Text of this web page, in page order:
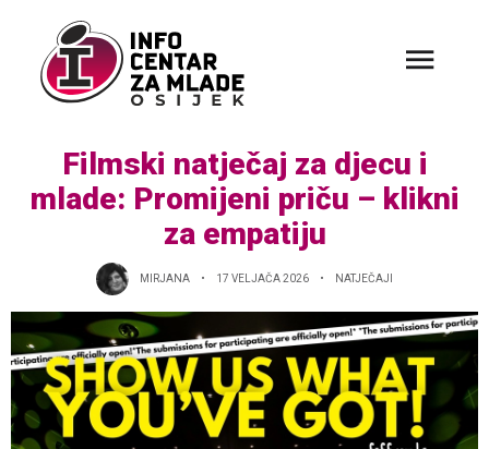
Filmski natječaj za djecu i
mlade: Promijeni priču – klikni
za empatiju
MIRJANA 17 VELJAČA 2026 NATJEČAJI